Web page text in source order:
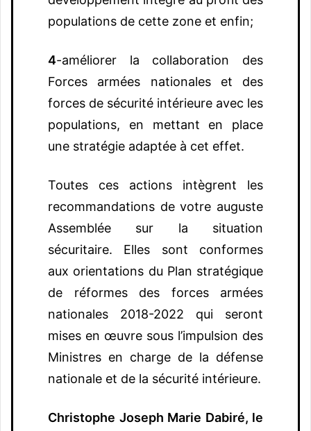
populations de cette zone et enfin;
4-améliorer la collaboration des
Forces armées nationales et des
forces de sécurité intérieure avec les
populations, en mettant en place
une stratégie adaptée à cet effet.
Toutes ces actions intègrent les
recommandations de votre auguste
Assemblée sur la situation
sécuritaire. Elles sont conformes
aux orientations du Plan stratégique
de réformes des forces armées
nationales 2018-2022 qui seront
mises en œuvre sous l’impulsion des
Ministres en charge de la défense
nationale et de la sécurité intérieure.
Christophe Joseph Marie Dabiré, le